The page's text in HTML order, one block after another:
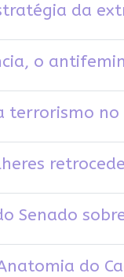
da
o
terrorismo no
Senado
do